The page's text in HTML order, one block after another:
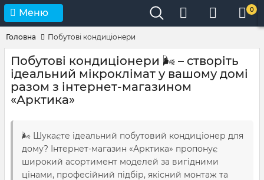
Меню 0
Головна Побутові кондиціонери
Побутові кондиціонери 🌬️ – створіть
ідеальний мікроклімат у вашому домі
разом з інтернет-магазином
«Арктика»
🌬️ Шукаєте ідеальний побутовий кондиціонер для
дому? Інтернет-магазин «Арктика» пропонує
широкий асортимент моделей за вигідними
цінами, професійний підбір, якісний монтаж та